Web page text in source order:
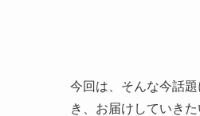
今回は、そんな今話
き、お届けしていきた